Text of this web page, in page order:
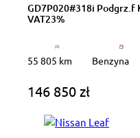
GD7P020#318i Podgrz.f
VAT23%
55 805 km Benzyna
146 850 zł